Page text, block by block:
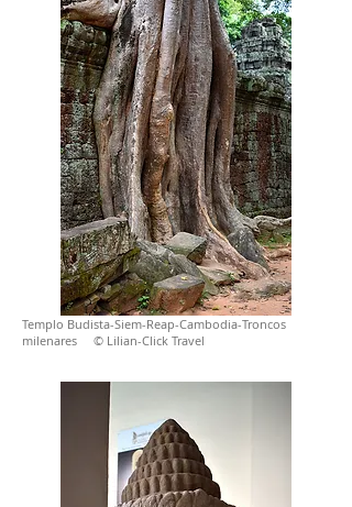
Templo Budista-Siem-Reap-Cambodia-Troncos
milenares © Lilian-Click Travel